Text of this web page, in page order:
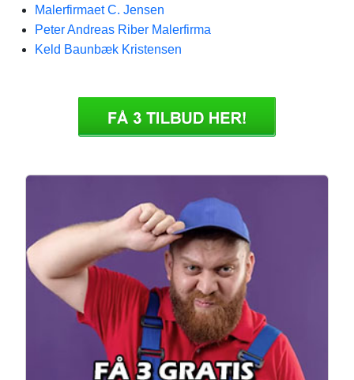
Malerfirmaet C. Jensen
Peter Andreas Riber Malerfirma
Keld Baunbæk Kristensen